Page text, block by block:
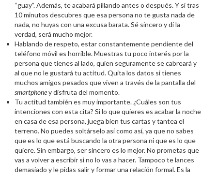
“guay”. Además, te acabará pillando antes o después. Y si tras
10 minutos descubres que esa persona no te gusta nada de
nada, no huyas con una excusa barata. Sé sincero y di la
verdad, será mucho mejor.
Hablando de respeto, estar constantemente pendiente del
teléfono móvil es horrible. Muestras tu poco interés por la
persona que tienes al lado, quien seguramente se cabreará y
al que no le gustará tu actitud. Quita los datos si tienes
muchos amigos pesados que viven a través de la pantalla del
smartphoney disfruta del momento.
Tu actitud también es muy importante. ¿Cuáles son tus
intenciones con esta cita? Si lo que quieres es acabar la noche
en casa de esa persona, juega bien tus cartas y tantea el
terreno. No puedes soltárselo así como así, ya que no sabes
que es lo que está buscando la otra persona ni que es lo que
quiere. Sin embargo, ser sincero es lo mejor. No prometas que
vas a volver a escribir si no lo vas a hacer. Tampoco te lances
demasiado y le pidas salir y formar una relación formal. Es la